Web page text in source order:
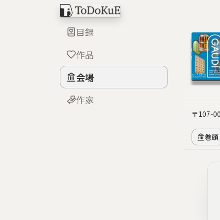
目録
作品
会場
作家
〒107-
巻頭